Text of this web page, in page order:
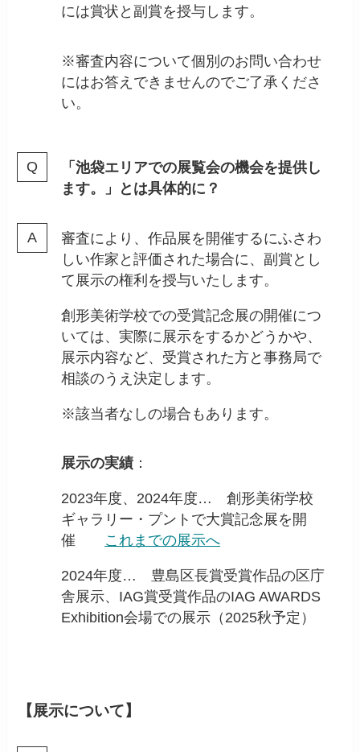
には賞状と副賞を授与します。
※審査内容について個別のお問い合わせ
にはお答えできませんのでご了承くださ
い。
「池袋エリアでの展覧会の機会を提供し
ます。」とは具体的に？
審査により、作品展を開催するにふさわ
しい作家と評価された場合に、副賞とし
て展示の権利を授与いたします。
創形美術学校での受賞記念展の開催につ
いては、実際に展示をするかどうかや、
展示内容など、受賞された方と事務局で
相談のうえ決定します。
※該当者なしの場合もあります。
展示の実績 ：
2023年度、2024年度… 創形美術学校
ギャラリー・プントで大賞記念展を開
催 これまでの展示へ
2024年度… 豊島区長賞受賞作品の区庁
舎展示、IAG賞受賞作品のIAG AWARDS
Exhibition会場での展示（2025秋予定）
【展示について】